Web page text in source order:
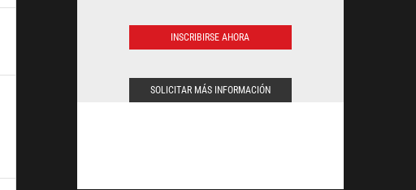
INSCRIBIRSE AHORA
SOLICITAR MÁS INFORMACIÓN